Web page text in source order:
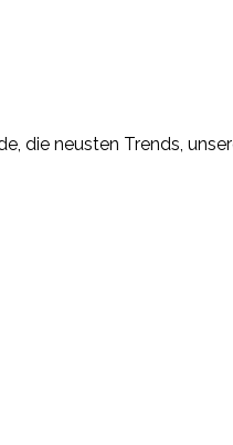
die neusten Trends,